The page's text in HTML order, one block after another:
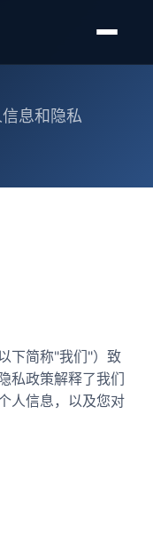
息和隐私
下简称"我们"）致
私政策解释了我们
人信息，以及您对